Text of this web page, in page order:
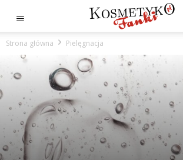
Strona główna Pielęgnacja